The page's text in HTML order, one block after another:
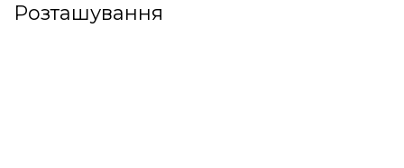
Розташування